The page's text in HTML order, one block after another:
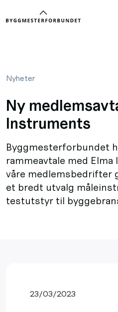
Nyheter
Ny
Instruments
Byggmesterforbundet
rammeavtale med
våre medlemsbedrifter
et bredt utvalg
testutstyr til
23/03/2023